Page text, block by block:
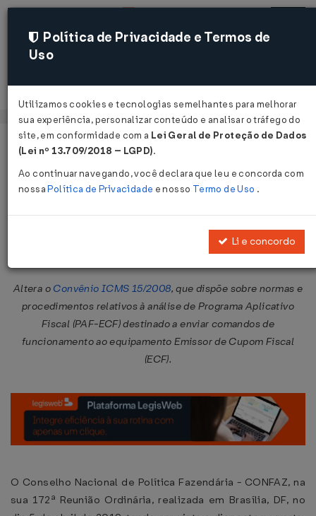
Acessar
Página Inicial Legislações
Convênio ICMS Nº 47 DE
Altera o Convênio ICMS 15/2008, que dispõe sobre normas e
procedimentos relativos à análise de Programa Aplicativo
Fiscal (PAF-ECF) destinado a enviar comandos de
funcionamento ao equipamento Emissor de Cupom Fiscal
(ECF).
O Conselho Nacional de Política Fazendária - CONFAZ, na
sua 172ª Reunião Ordinária, realizada em Brasília, DF, no
Política de Privacidade e Termos de
Uso
Utilizamos cookies e tecnologias semelhantes para melhorar
sua experiência, personalizar conteúdo e analisar o tráfego do
site, em conformidade com a Lei Geral de Proteção de Dados
(Lei nº 13.709/2018 – LGPD).
Ao continuar navegando, você declara que leu e concorda com
nossaPolítica de Privacidade e nosso Termo de Uso .
Li e concordo